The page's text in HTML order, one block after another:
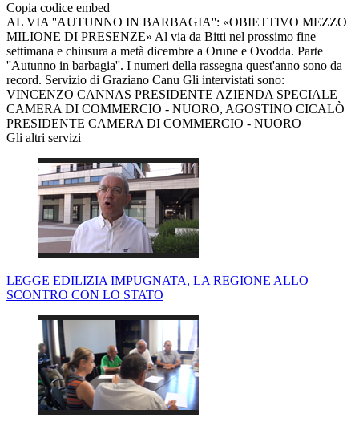
Copia codice embed
AL VIA ''AUTUNNO IN BARBAGIA'': «OBIETTIVO MEZZO
MILIONE DI PRESENZE» Al via da Bitti nel prossimo fine
settimana e chiusura a metà dicembre a Orune e Ovodda. Parte
''Autunno in barbagia''. I numeri della rassegna quest'anno sono da
record. Servizio di Graziano Canu Gli intervistati sono:
VINCENZO CANNAS PRESIDENTE AZIENDA SPECIALE
CAMERA DI COMMERCIO - NUORO, AGOSTINO CICALÒ
PRESIDENTE CAMERA DI COMMERCIO - NUORO
Gli altri servizi
LEGGE EDILIZIA IMPUGNATA, LA REGIONE ALLO
SCONTRO CON LO STATO